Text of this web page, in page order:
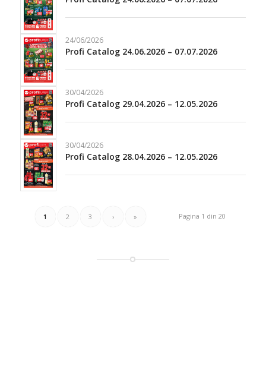
24/06/2026
Profi Catalog 24.06.2026 – 07.07.2026
30/04/2026
Profi Catalog 29.04.2026 – 12.05.2026
30/04/2026
Profi Catalog 28.04.2026 – 12.05.2026
Pagina 1 din 20
1 2 3 › »